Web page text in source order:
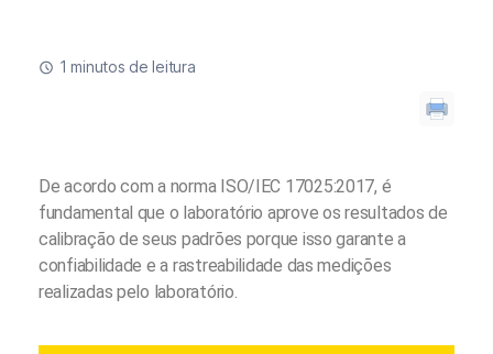
1 minutos de leitura
De acordo com a norma ISO/IEC 17025:2017, é
fundamental que o laboratório aprove os resultados de
calibração de seus padrões porque isso garante a
confiabilidade e a rastreabilidade das medições
realizadas pelo laboratório.